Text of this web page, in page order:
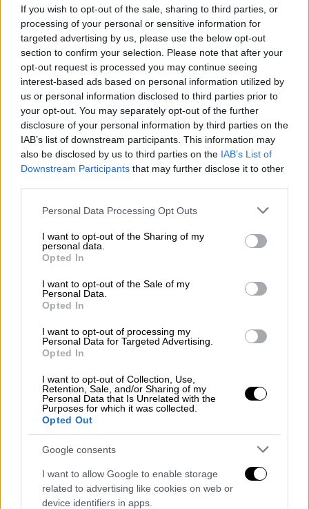
If you wish to opt-out of the sale, sharing to third parties, or
processing of your personal or sensitive information for
targeted advertising by us, please use the below opt-out
section to confirm your selection. Please note that after your
opt-out request is processed you may continue seeing
interest-based ads based on personal information utilized by
us or personal information disclosed to third parties prior to
your opt-out. You may separately opt-out of the further
disclosure of your personal information by third parties on the
IAB’s list of downstream participants. This information may
also be disclosed by us to third parties on the IAB’s List of
Downstream Participants that may further disclose it to other
Please note that this website/app uses one or more Google
not limited to your visit or usage behaviour. You may click to
grant or deny consent to Google and its third-party tags to
use your data for below specified purposes in below Google
consent section.
Personal Data Processing Opt Outs
I want to opt-out of the Sharing of my
personal data.
Opted In
I want to opt-out of the Sale of my
Personal Data.
Opted In
I want to opt-out of processing my
Personal Data for Targeted Advertising.
Opted In
I want to opt-out of Collection, Use,
Retention, Sale, and/or Sharing of my
Personal Data that Is Unrelated with the
Purposes for which it was collected.
Opted Out
Google consents
I want to allow Google to enable storage
related to advertising like cookies on web or
device identifiers in apps.
το σπίτι του «πιο κοντού ζευγαριού στον
κόσμο»
Και οι δύο μαζί έχουν συνολικό ύψος 1,81,
δυσκολεύονται να προσαρμοστούν στα
δεδομένα ενός κόσμου για «ψηλούς» αλλά
κατάφεραν να φτιάξουν το προσωπικό τους
καταφύγιο
Πολιτική 03.07.2026 12:18
Μαρινάκης για Θεσσαλονίκη: Όλα
ξεκινούν από τις καταλήψεις - Ακόμη
και τρικάκια στο σπίτι κάποιου είναι
τρομοκρατία
«Ο χώρος της Αριστεράς έκανε ότι δεν τους
έβλεπε ή τους υπέθαλπε»